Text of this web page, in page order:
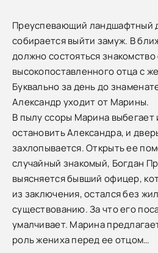
Преуспевающий ландшафтный
собирается выйти замуж. В
должно состояться знакомство
высокопоставленного отца с
Буквально за день до
Александр уходит от Марины.
В пылу ссоры Марина выбегает
остановить Александра, и
захлопывается. Открыть ее
случайный знакомый, Богдан
выясняется бывший офицер,
из заключения, остался без
существованию. За что его
умалчивает. Марина
роль жениха перед ее отцом…